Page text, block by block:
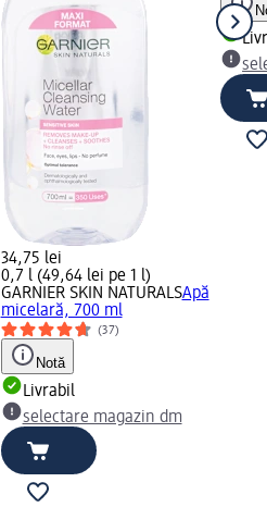
34,75 lei
0,7 l (49,64 lei pe 1 l)
GARNIER SKIN NATURALSApă
micelară, 700 ml
(37)
Notă
Livrabil
selectare magazin dm